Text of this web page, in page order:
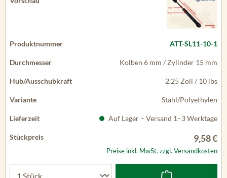
ATT-SL11-10-1
Kolben 6 mm / Zylinder 15 mm
2.25 Zoll / 10 lbs
Stahl/Polyethylen
Auf Lager – Versand 1–3 Werktage
9,58 €
Preise inkl. MwSt. zzgl. Versandkosten